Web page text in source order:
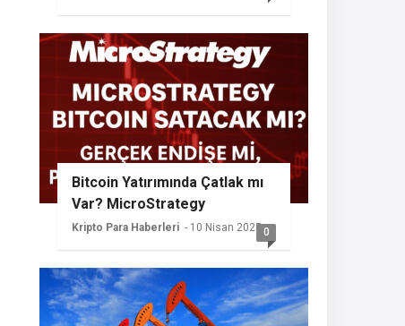
duyması nedeniyle başka bir
Bitcoin alımının sinyalini
veriyor
Bitcoin Yatırımında Çatlak mı
Var? MicroStrategy
Sessizliğini Koruyor
Kripto Para Haberleri - 10 Nisan 20250